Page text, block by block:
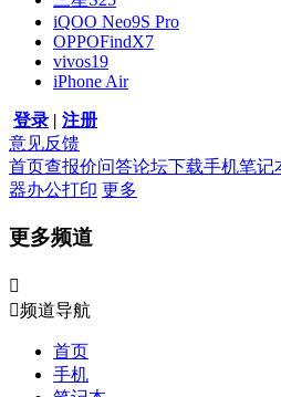
iQOO Neo9S Pro
OPPOFindX7
vivos19
iPhone Air
登录 | 注册
意见反馈
首页查报价问答论坛下载手机笔记
器办公打印 更多
更多频道

频道导航
首页
手机